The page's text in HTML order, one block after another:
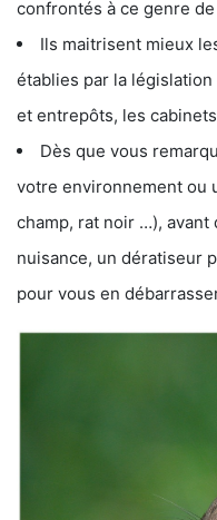
confrontés à ce genre
Ils maitrisent mieux
établies par la
et entrepôts, les
Dès que vous
votre environnement ou
champ, rat noir …),
nuisance, un dératiseur
pour vous en